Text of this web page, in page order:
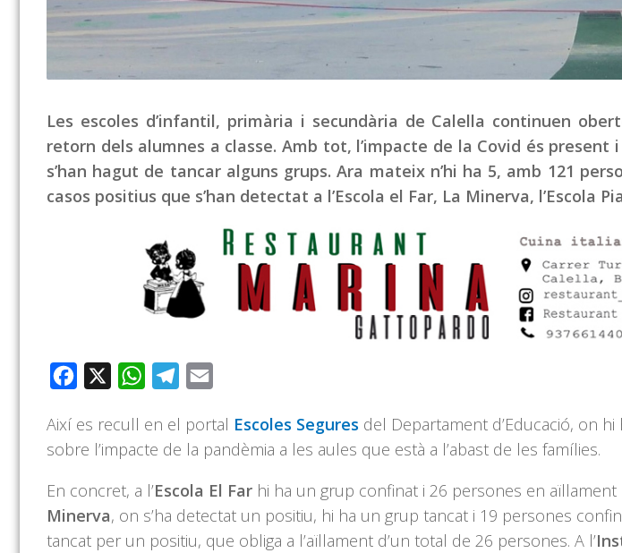
Les escoles d’infantil, primària i secundària de Calella continuen
retorn dels alumnes a classe. Amb tot, l’impacte de la Covid és present
s’han hagut de tancar alguns grups. Ara mateix n’hi ha 5, amb 121
casos positius que s’han detectat a l’Escola el Far, La Minerva, l’Escola
Facebook WhatsAppTelegram
Així es recull en el portal Escoles Segures del Departament d’Educació, on
sobre l’impacte de la pandèmia a les aules que està a l’abast de les famílies.
En concret, a l’Escola El Far hi ha un grup confinat i 26 persones en
Minerva, on s’ha detectat un positiu, hi ha un grup tancat i 19 persones
tancat per un positiu, que obliga a l’aïllament d’un total de 26 persones. A l’